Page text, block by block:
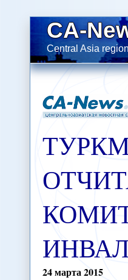
CA-
Central Asia
24марта2015